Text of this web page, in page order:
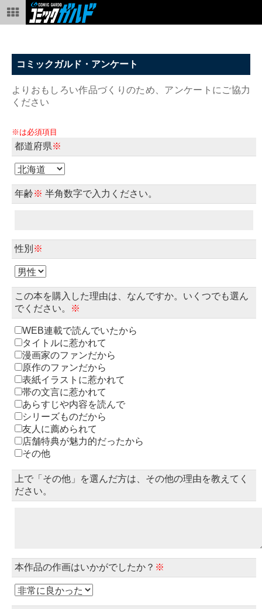
コミックガルド・アンケート
よりおもしろい作品づくりのため、アンケートにご協力
ください
※は必須項目
都道府県※
年齢※ 半角数字で入力ください。
性別 ※
この本を購入した理由は、なんですか。いくつでも選ん
でください。
※
WEB連載で読んでいたから
タイトルに惹かれて
漫画家のファンだから
原作のファンだから
表紙イラストに惹かれて
帯の文言に惹かれて
あらすじや内容を読んで
シリーズものだから
友人に薦められて
店舗特典が魅力的だったから
その他
上で「その他」を選んだ方は、その他の理由を教えてく
ださい。
本作品の作画はいかがでしたか？ ※